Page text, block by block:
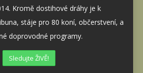
Kromě dostihové dráhy je k
stáje pro 80 koní, občerstvení, a
doprovodné programy.
Sledujte ŽIVĚ!